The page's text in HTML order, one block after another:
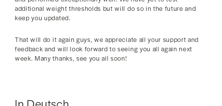
additional weight thresholds but will do so in the future and
keep you updated.
That will do it again guys, we appreciate all your support and
feedback and will look forward to seeing you all again next
week. Many thanks, see you all soon!